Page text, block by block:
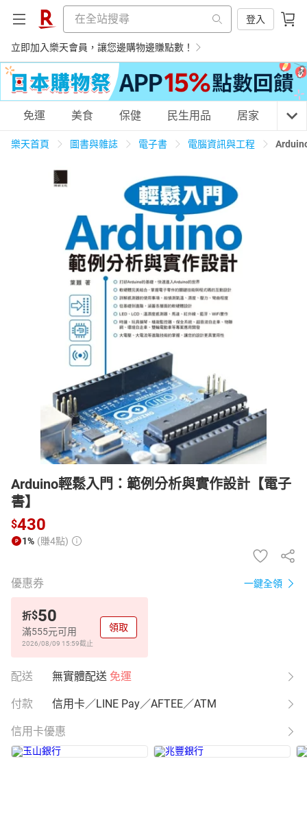
登入
立即加入樂天會員，讓您邊購物邊賺點數！
購物網分類
天天免運 美食蛋糕 養生保健
3C家電
男裝 化妝保養
HOT
免運 美食 保健 民生用品 居家 3C
樂天首頁 圖書與雜誌 電子書 電腦資訊與工程
Arduino輕鬆入門：範例分析與實作設計【電子
書】
$430
1% (賺4點)
優惠券 一鍵全領
折$50
滿555元可用
2026/08/09 15:59截止
領取
配送 無實體配送 免運
付款 信用卡／LINE Pay／AFTEE／ATM
信用卡優惠